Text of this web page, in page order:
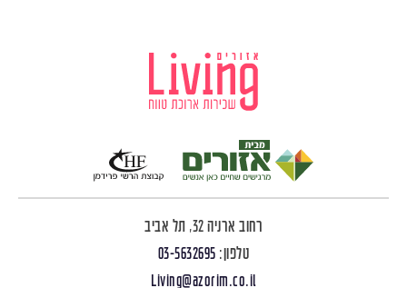
רחוב ארניה 32, תל אביב
טלפון: 03-5632695
Living@azorim.co.il